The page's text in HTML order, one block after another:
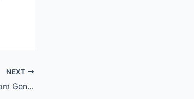
NEXT
Essays on Life Writing: From Genre to Critical Practice – PDF Book Download